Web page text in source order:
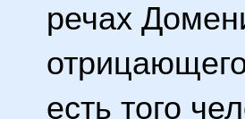
речах
есть того